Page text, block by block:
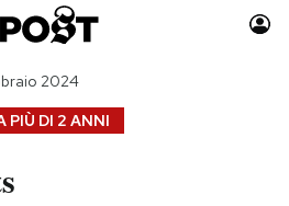
Auto
PIÙ DI 2 ANNI
2024